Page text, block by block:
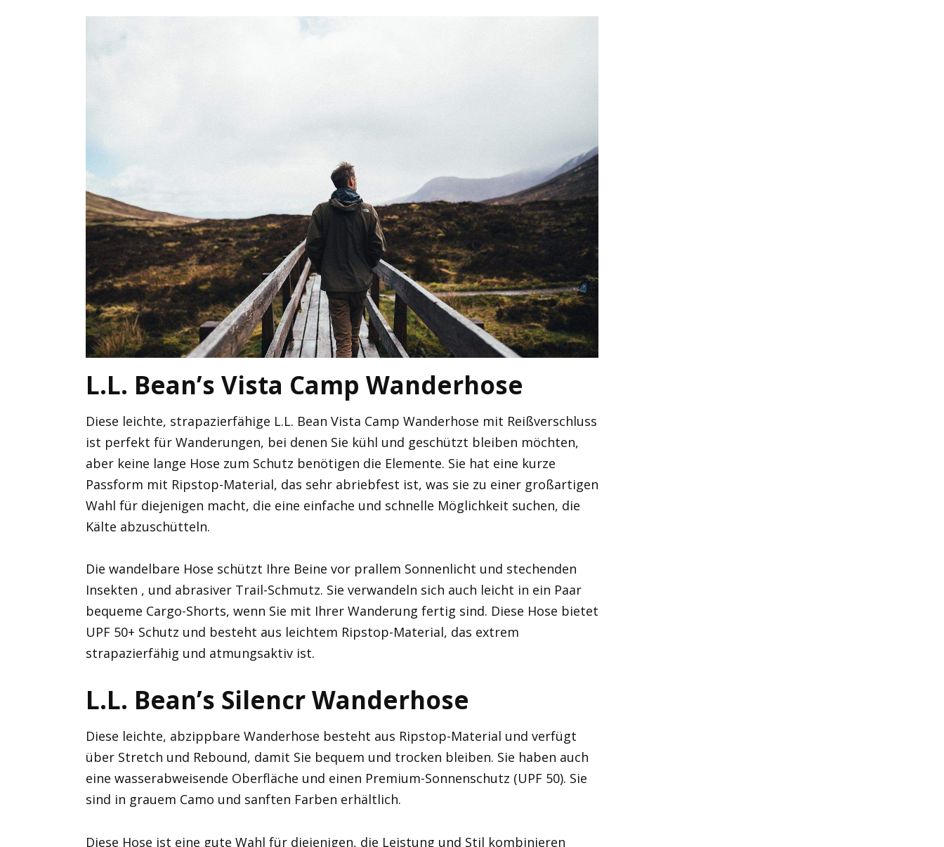
L.L. Bean’s Vista Camp Wanderhose
Diese leichte, strapazierfähige L.L. Bean Vista Camp Wanderhose mit Reißverschluss
ist perfekt für Wanderungen, bei denen Sie kühl und geschützt bleiben möchten,
aber keine lange Hose zum Schutz benötigen die Elemente. Sie hat eine kurze
Passform mit Ripstop-Material, das sehr abriebfest ist, was sie zu einer großartigen
Wahl für diejenigen macht, die eine einfache und schnelle Möglichkeit suchen, die
Kälte abzuschütteln.
Die wandelbare Hose schützt Ihre Beine vor prallem Sonnenlicht und stechenden
Insekten , und abrasiver Trail-Schmutz. Sie verwandeln sich auch leicht in ein Paar
bequeme Cargo-Shorts, wenn Sie mit Ihrer Wanderung fertig sind. Diese Hose bietet
UPF 50+ Schutz und besteht aus leichtem Ripstop-Material, das extrem
strapazierfähig und atmungsaktiv ist.
L.L. Bean’s Silencr Wanderhose
Diese leichte, abzippbare Wanderhose besteht aus Ripstop-Material und verfügt
über Stretch und Rebound, damit Sie bequem und trocken bleiben. Sie haben auch
eine wasserabweisende Oberfläche und einen Premium-Sonnenschutz (UPF 50). Sie
sind in grauem Camo und sanften Farben erhältlich.
Diese Hose ist eine gute Wahl für diejenigen, die Leistung und Stil kombinieren